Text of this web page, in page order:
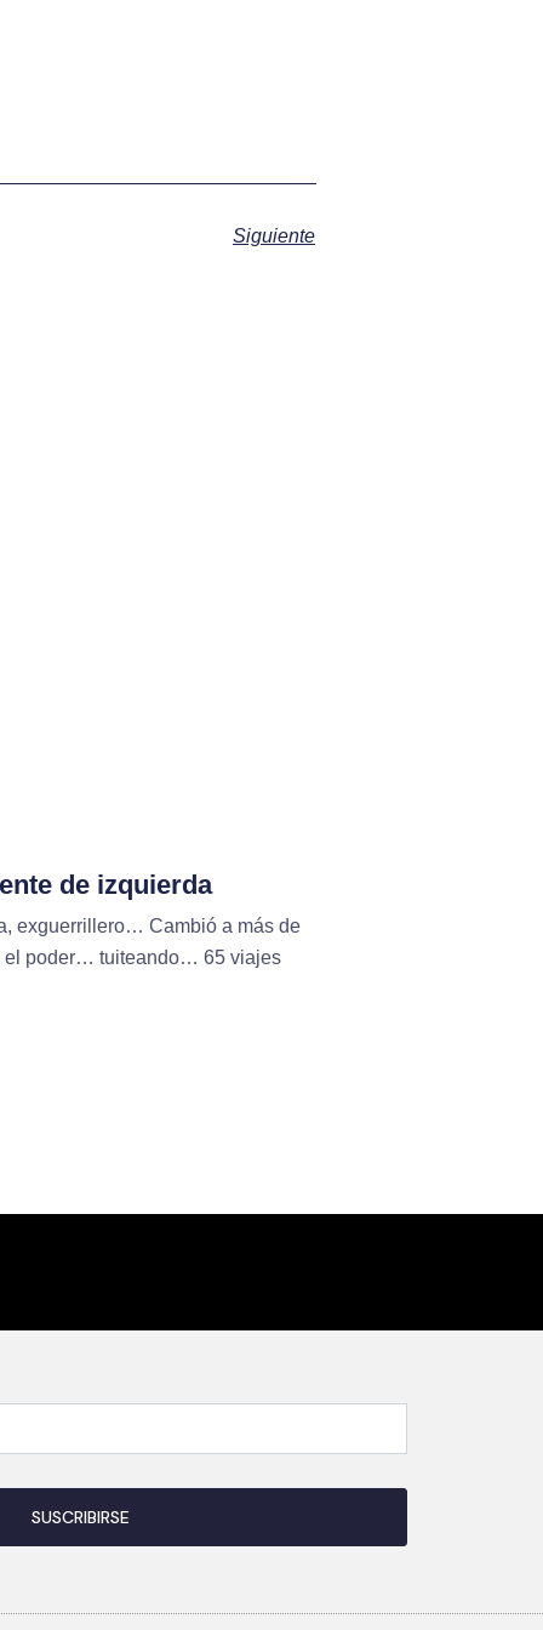
Siguiente
de izquierda
exguerrillero… Cambió a más de
poder… tuiteando… 65 viajes